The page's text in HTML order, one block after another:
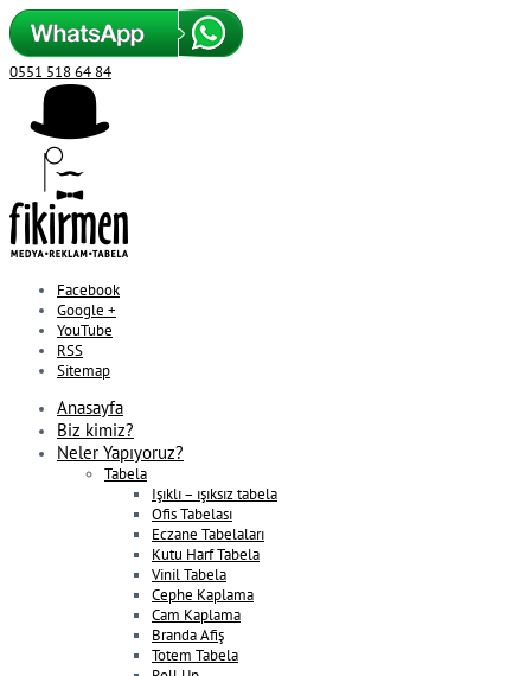
0551 518 64 84
Facebook
Google +
YouTube
RSS
Sitemap
Anasayfa
Biz kimiz?
Neler Yapıyoruz?
Tabela
Işıklı – ışıksız tabela
Ofis Tabelası
Eczane Tabelaları
Kutu Harf Tabela
Vinil Tabela
Cephe Kaplama
Cam Kaplama
Branda Afiş
Totem Tabela